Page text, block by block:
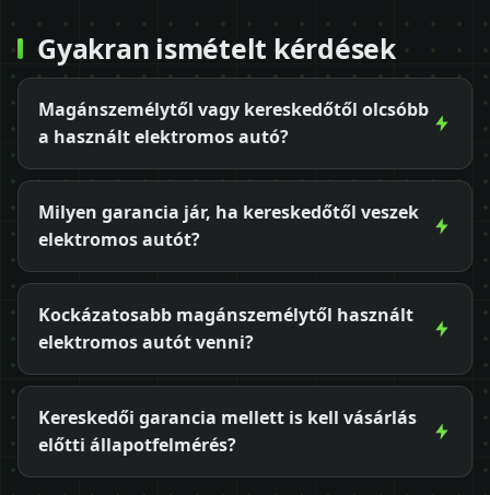
Gyakran ismételt kérdések
Magánszemélytől vagy kereskedőtől olcsóbb
a használt elektromos autó?
Milyen garancia jár, ha kereskedőtől veszek
elektromos autót?
Kockázatosabb magánszemélytől használt
elektromos autót venni?
Kereskedői garancia mellett is kell vásárlás
előtti állapotfelmérés?